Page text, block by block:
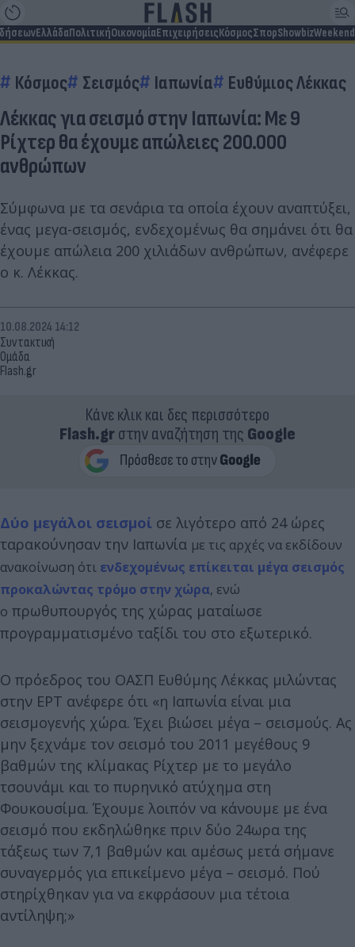
ΕλλάδαΠολιτικήΟικονομίαΕπιχειρήσειςΚόσμοςΣπορShowbizWeekend
Κόσμος Σεισμός Ιαπωνία Ευθύμιος Λέκκας
Λέκκας για σεισμό στην Ιαπωνία: Με 9
Ρίχτερ θα έχουμε απώλειες 200.000
ανθρώπων
Σύμφωνα με τα σενάρια τα οποία έχουν αναπτύξει,
ένας μεγα-σεισμός, ενδεχομένως θα σημάνει ότι θα
έχουμε απώλεια 200 χιλιάδων ανθρώπων, ανέφερε
ο κ. Λέκκας.
Συντακτική
Ομάδα
Flash.gr
10.08.2024 14:12
Κάνε κλικ και δες περισσότερο
Flash.grστην αναζήτηση της Google
Δύο μεγάλοι σεισμοί σε λιγότερο από 24 ώρες
ταρακούνησαν την Ιαπωνία με τις αρχές να εκδίδουν
ανακοίνωση ότι ενδεχομένως επίκειται μέγα σεισμός
προκαλώντας τρόμο στην χώρα, ενώ
ο πρωθυπουργός της χώρας ματαίωσε
προγραμματισμένο ταξίδι του στο εξωτερικό.
Ο πρόεδρος του ΟΑΣΠ Ευθύμης Λέκκας μιλώντας
στην ΕΡΤ ανέφερε ότι «η Ιαπωνία είναι μια
σεισμογενής χώρα. Έχει βιώσει μέγα – σεισμούς. Ας
μην ξεχνάμε τον σεισμό του 2011 μεγέθους 9
βαθμών της κλίμακας Ρίχτερ με το μεγάλο
τσουνάμι και το πυρηνικό ατύχημα στη
Φουκουσίμα. Έχουμε λοιπόν να κάνουμε με ένα
σεισμό που εκδηλώθηκε πριν δύο 24ωρα της
τάξεως των 7,1 βαθμών και αμέσως μετά σήμανε
συναγερμός για επικείμενο μέγα – σεισμό. Πού
στηρίχθηκαν για να εκφράσουν μια τέτοια
αντίληψη;»